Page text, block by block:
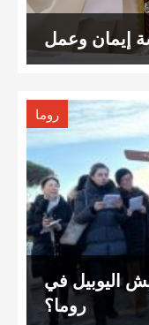
إيمان وعمل
روما
اليوبيل في
روما؟